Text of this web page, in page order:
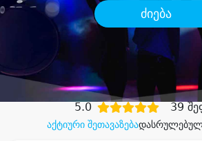
ძიება
შეიძინე
სასურველი
დიდი დანაზოგით
აქტიური შეთავაზება
5.0 39